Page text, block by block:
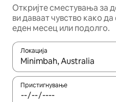
Откријте сместувања за
ви даваат чувство како
еден месец или подолго.
Локација
Кога резултатите се
Пристигнување